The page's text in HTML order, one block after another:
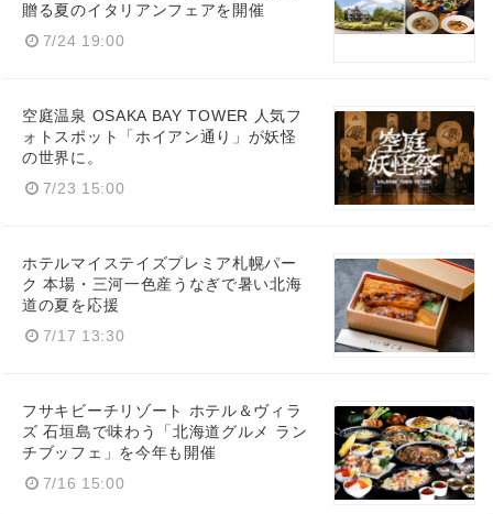
贈る夏のイタリアンフェアを開催
7/24 19:00
空庭温泉 OSAKA BAY TOWER 人気フ
ォトスポット「ホイアン通り」が妖怪
の世界に。
7/23 15:00
ホテルマイステイズプレミア札幌パー
ク 本場・三河一色産うなぎで暑い北海
道の夏を応援
7/17 13:30
フサキビーチリゾート ホテル＆ヴィラ
ズ 石垣島で味わう「北海道グルメ ラン
チブッフェ」を今年も開催
7/16 15:00